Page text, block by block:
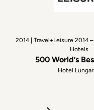
2014 | Travel+Leisure 2014
Hotels
500 World’s
Hotel